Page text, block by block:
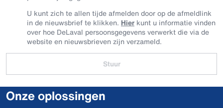
U kunt zich te allen tijde afmelden door op de afmeldlink
in de nieuwsbrief te klikken. Hier kunt u informatie vinden
over hoe DeLaval persoonsgegevens verwerkt die via de
website en nieuwsbrieven zijn verzameld.
Stuur
Onze oplossingen